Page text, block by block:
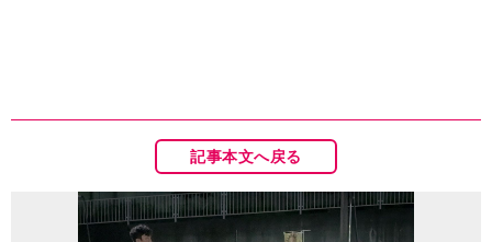
記事本文へ戻る